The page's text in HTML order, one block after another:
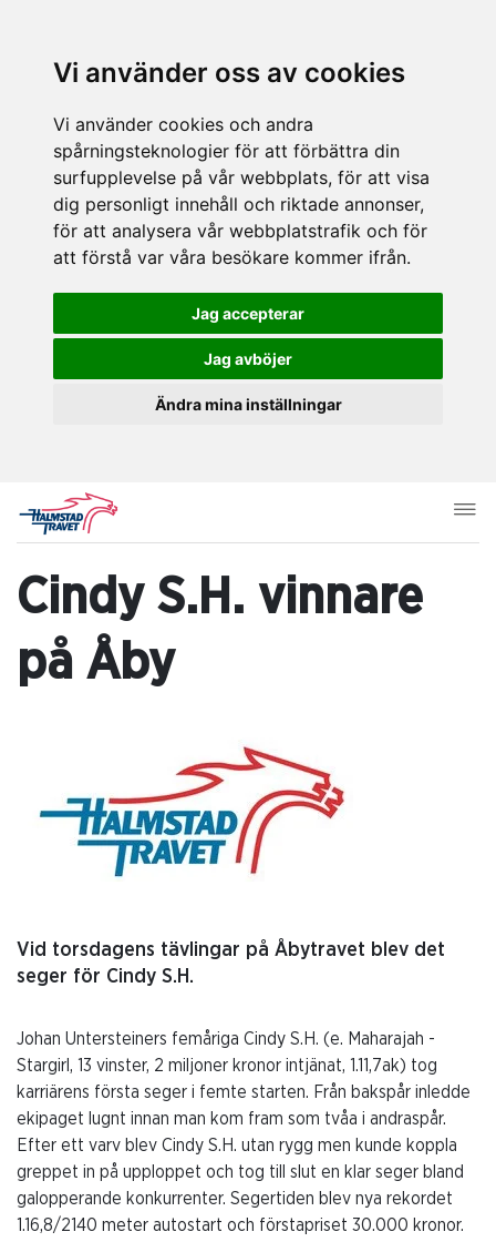
Vi använder oss av cookies
Vi använder cookies och andra
spårningsteknologier för att förbättra din
surfupplevelse på vår webbplats, för att visa
dig personligt innehåll och riktade annonser,
för att analysera vår webbplatstrafik och för
att förstå var våra besökare kommer ifrån.
Jag accepterar
Jag avböjer
Ändra mina inställningar
Cindy S.H. vinnare
på Åby
Vid torsdagens tävlingar på Åbytravet blev det
seger för Cindy S.H.
Johan Untersteiners femåriga Cindy S.H. (e. Maharajah -
Stargirl, 13 vinster, 2 miljoner kronor intjänat, 1.11,7ak) tog
karriärens första seger i femte starten. Från bakspår inledde
ekipaget lugnt innan man kom fram som tvåa i andraspår.
Efter ett varv blev Cindy S.H. utan rygg men kunde koppla
greppet in på upploppet och tog till slut en klar seger bland
galopperande konkurrenter. Segertiden blev nya rekordet
1.16,8/2140 meter autostart och förstapriset 30.000 kronor.